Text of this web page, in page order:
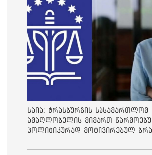
საია: ტრასბურგის სასამართლომ
ამაღლობელის მიმართ
პოლიტიკურად მოტივირებულ